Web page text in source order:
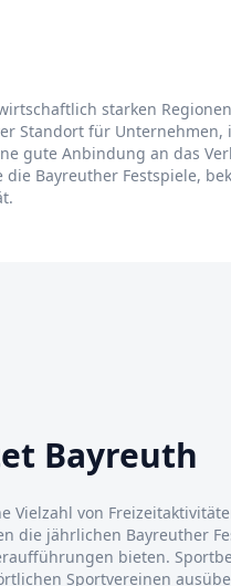
starken
Standort für
gute Anbindung an das
Bayreuther Festspiele,
Bayreuth
Vielzahl von
die jährlichen Bayreuther
bieten.
Sportvereinen